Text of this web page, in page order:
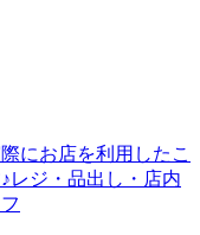
にお店を利用したこ
レジ・品出し・店内